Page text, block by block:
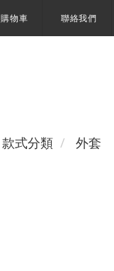
購物車 聯絡我們
款式分類 外套